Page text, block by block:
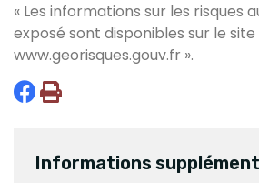
« Les informations sur les risques
exposé sont disponibles sur le site
www.georisques.gouv.fr ».
Informations